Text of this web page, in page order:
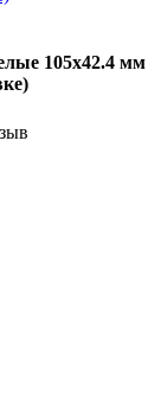
105х42.4 мм